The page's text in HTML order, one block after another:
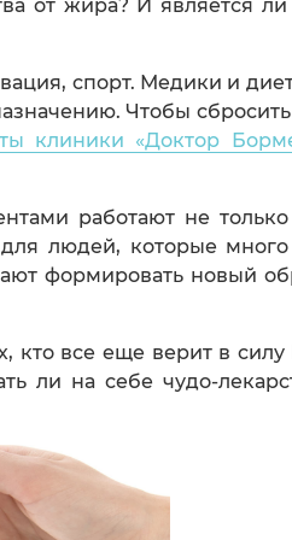
от жира? И является
спорт. Медики и
Чтобы
клиники «Доктор
работают не
людей, которые
формировать новый
кто все еще верит в
ли на себе чудо-